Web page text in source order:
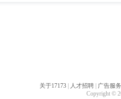
关于17173 人才招聘
广告服务
Copyright ©